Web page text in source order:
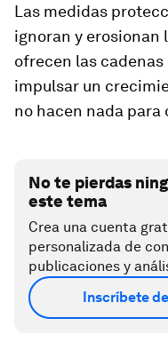
Las medidas
ignoran y erosionan
ofrecen las
impulsar un
no hacen nada
No te pierdas
este tema
Crea una cuenta
personalizada de
publicaciones y
Inscríbete